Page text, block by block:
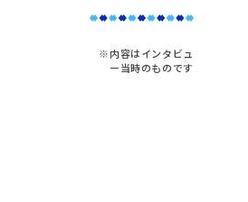
※内容はインタビュ
ー当時のものです